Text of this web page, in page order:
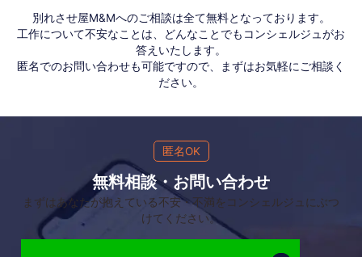
別れさせ屋M&Mへのご相談は全て無料となっております。
工作について不安なことは、どんなことでもコンシェルジュがお
答えいたします。
匿名でのお問い合わせも可能ですので、まずはお気軽にご相談く
ださい。
匿名OK
無料相談・お問い合わせ
まずはあなたが抱えている不安・不満をコンシェルジュにぶつ
けてください。